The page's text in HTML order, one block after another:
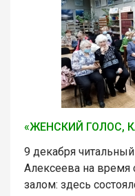
«ЖЕНСКИЙ ГОЛОС,
9 декабря
Алексеева на
залом: здесь